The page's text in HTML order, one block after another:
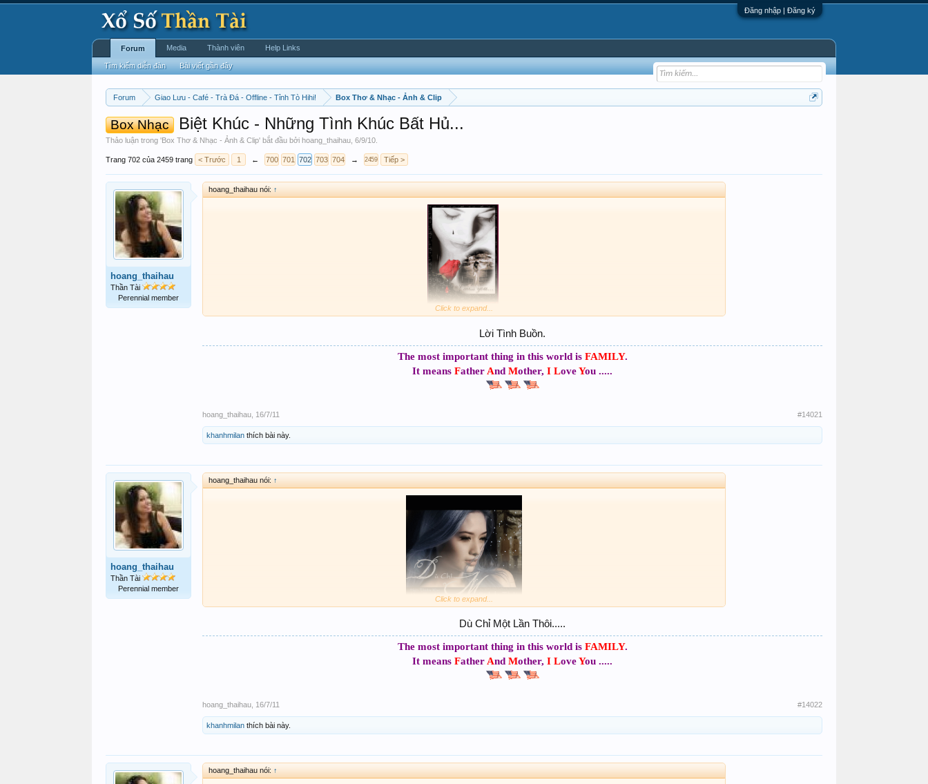
Đăng nhập | Đăng ký
Forum Giao Lưu - Café - Trà Đá - Offline - Tỉnh Tò Hihi! Box Thơ & Nhạc - Ảnh & Clip
Box Nhạc Biệt Khúc - Những Tình Khúc Bất Hủ...
Thảo luận trong 'Box Thơ & Nhạc - Ảnh & Clip' bắt đầu bởi hoang_thaihau 6/9/10
Trang 702 của 2459 trang < Trước 1 ← 700 701 702 703 704 → 2459 Tiếp >
hoang_thaihau
Thần Tài
Perennial member
hoang_thaihau nói: ↑
LỜI TÌNH BUỒN
KHÁNH LY
Click to expand...
Lời Tình Buồn.​
The most important thing in this world is FAMILY.
It means Father And Mother, I LoveYou .....
hoang_thaihau 16/7/11 #14021
khanhmilan thích bài này.
hoang_thaihau
Thần Tài
Perennial member
hoang_thaihau nói: ↑
DÙ CHỈ MỘT LẦN THÔI
THIÊN KIM
Click to expand...
Dù Chỉ Một Lần Thôi.....​
The most important thing in this world is FAMILY.
It means FatherAnd Mother, I LoveYou .....
hoang_thaihau 16/7/11 #14022
khanhmilan thích bài này.
hoang_thaihau nói: ↑
Forum
Tìm kiếm diễn đàn Bài viết gần đây
Media Thành viên Help Links